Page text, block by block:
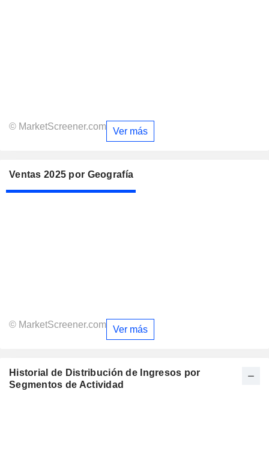
© MarketScreener.com Ver más
Ventas 2025 por Geografía
© MarketScreener.com Ver más
Historial de Distribución de Ingresos por
Segmentos de Actividad